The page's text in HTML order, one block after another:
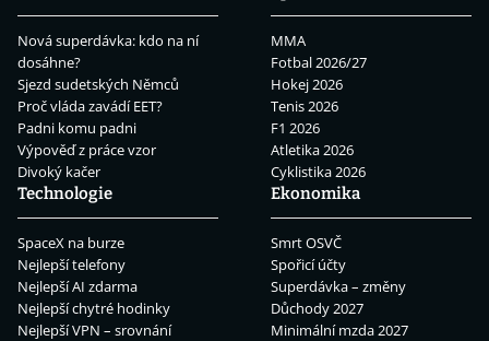
Nová superdávka: kdo na ní
dosáhne?
Sjezd sudetských Němců
Proč vláda zavádí EET?
Padni komu padni
Výpověď z práce vzor
Divoký kačer
MMA
Fotbal 2026/27
Hokej 2026
Tenis 2026
F1 2026
Atletika 2026
Cyklistika 2026
Technologie
SpaceX na burze
Nejlepší telefony
Nejlepší AI zdarma
Nejlepší chytré hodinky
Nejlepší VPN – srovnání
Ekonomika
Smrt OSVČ
Spořicí účty
Superdávka – změny
Důchody 2027
Minimální mzda 2027